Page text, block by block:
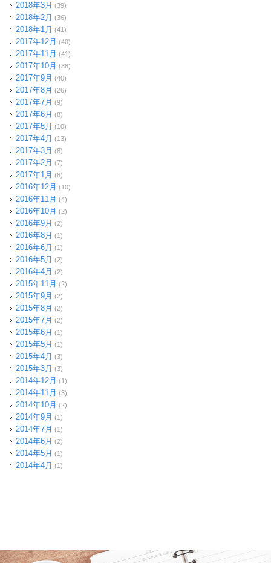
2018年3月 (39)
2018年2月 (36)
2018年1月 (41)
2017年12月 (40)
2017年11月 (41)
2017年10月 (38)
2017年9月 (40)
2017年8月 (26)
2017年7月 (9)
2017年6月 (8)
2017年5月 (10)
2017年4月 (13)
2017年3月 (8)
2017年2月 (7)
2017年1月 (8)
2016年12月 (10)
2016年11月 (4)
2016年10月 (2)
2016年9月 (2)
2016年8月 (1)
2016年6月 (1)
2016年5月 (2)
2016年4月 (2)
2015年11月 (2)
2015年9月 (2)
2015年8月 (2)
2015年7月 (2)
2015年6月 (1)
2015年5月 (1)
2015年4月 (3)
2015年3月 (3)
2014年12月 (1)
2014年11月 (3)
2014年10月 (2)
2014年9月 (1)
2014年7月 (1)
2014年6月 (2)
2014年5月 (1)
2014年4月 (1)